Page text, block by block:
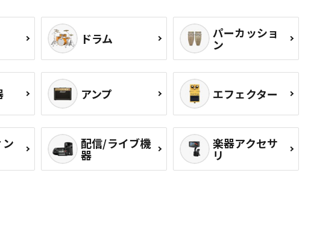
ドラム パーカッショ
ン
アンプ エフェクター
ン 配信/ライブ機
器
楽器アクセサ
リ